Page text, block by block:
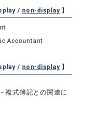
/ non-display】
Accountant
/ non-display】
複式簿記との関連に